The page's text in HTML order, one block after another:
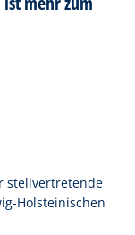
stellvertretende
Holsteinischen